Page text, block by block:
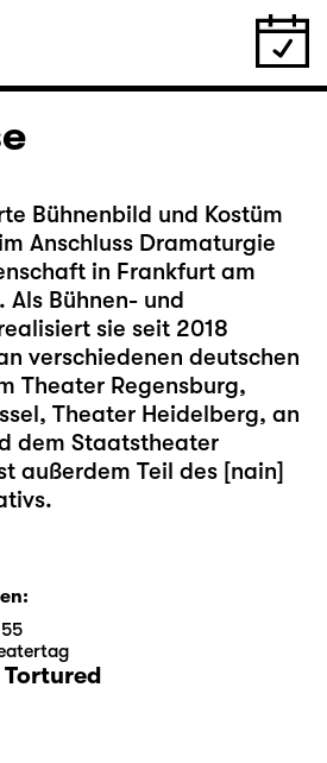
Bühnenbild und Kostüm
Anschluss Dramaturgie
in Frankfurt am
Als Bühnen- und
sie seit 2018
verschiedenen deutschen
Theater Regensburg,
Theater Heidelberg, an
dem Staatstheater
außerdem Teil des [nain]